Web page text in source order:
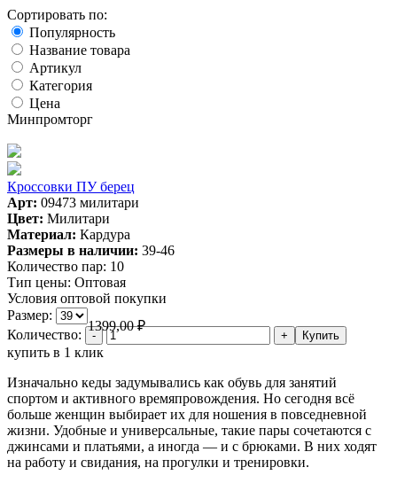
Сортировать по:
Популярность
Название товара
Артикул
Категория
Цена
Минпромторг
Кроссовки ПУ берец
Арт: 09473 милитари
Цвет: Милитари
Материал: Кардура
Размеры в наличии: 39-46
Количество пар: 10
Тип цены: Оптовая
Условия оптовой покупки
Размер:
1399,00₽
Количество:
купить в 1 клик
Изначально кеды задумывались как обувь для занятий
спортом и активного времяпровождения. Но сегодня всё
больше женщин выбирает их для ношения в повседневной
жизни. Удобные и универсальные, такие пары сочетаются с
джинсами и платьями, а иногда — и с брюками. В них ходят
на работу и свидания, на прогулки и тренировки.